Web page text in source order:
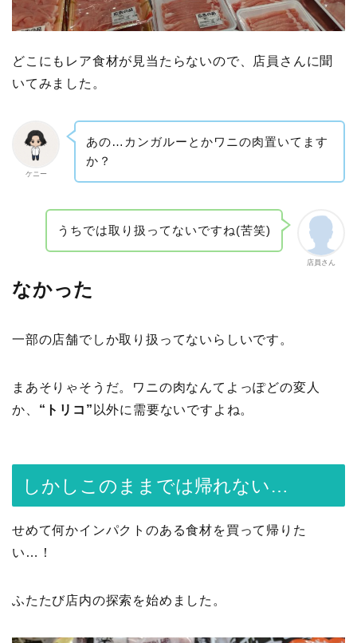
どこにもレア食材が見当たらないので、店員さんに聞
いてみました。
ケニー
あの…カンガルーとかワニの肉置いてます
か？
店員さん
うちでは取り扱ってないですね(苦笑)
なかった
一部の店舗でしか取り扱ってないらしいです。
まあそりゃそうだ。ワニの肉なんてよっぽどの変人
か、 “トリコ” 以外に需要ないですよね。
しかしこのままでは帰れない…
せめて何かインパクトのある食材を買って帰りた
い…！
ふたたび店内の探索を始めました。